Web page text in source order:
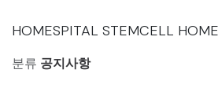
HOMESPITAL STEMCELL
분류 공지사항